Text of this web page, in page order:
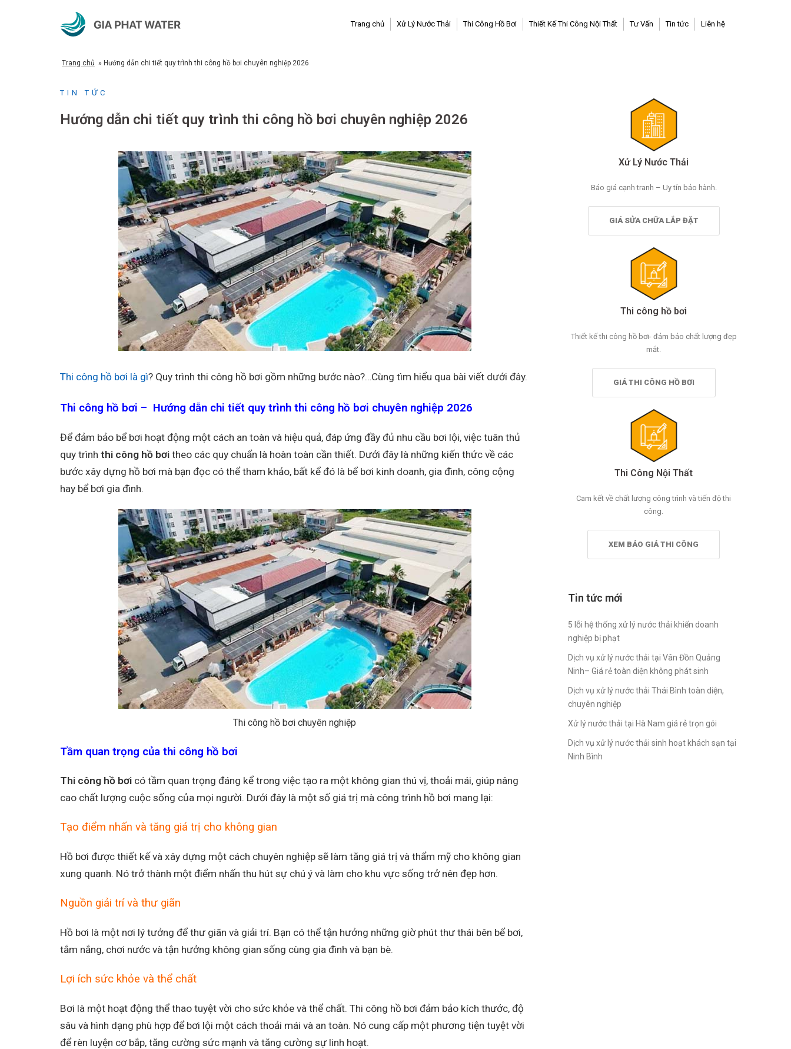
Trang chủ Xử Lý Nước Thải Thi Công Hồ Bơi Thiết Kế Thi Công Nội Thất Tư Vấn Tin tức Liên hệ
Trang chủ » Hướng dẫn chi tiết quy trình thi công hồ bơi chuyên nghiệp 2026
TIN TỨC
Hướng dẫn chi tiết quy trình thi công hồ bơi chuyên nghiệp 2026
Thi công hồ bơi là gì? Quy trình thi công hồ bơi gồm những bước nào?…Cùng tìm hiểu qua bài viết dưới đây.
Thi công hồ bơi – Hướng dẫn chi tiết quy trình thi công hồ bơi chuyên nghiệp 2026
Để đảm bảo bể bơi hoạt động một cách an toàn và hiệu quả, đáp ứng đầy đủ nhu cầu bơi lội, việc tuân thủ
quy trình thi công hồ bơi theo các quy chuẩn là hoàn toàn cần thiết. Dưới đây là những kiến thức về các
bước xây dựng hồ bơi mà bạn đọc có thể tham khảo, bất kể đó là bể bơi kinh doanh, gia đình, công cộng
hay bể bơi gia đình.
Thi công hồ bơi chuyên nghiệp
Tầm quan trọng của thi công hồ bơi
Thi công hồ bơi có tầm quan trọng đáng kể trong việc tạo ra một không gian thú vị, thoải mái, giúp nâng
cao chất lượng cuộc sống của mọi người. Dưới đây là một số giá trị mà công trình hồ bơi mang lại:
Tạo điểm nhấn và tăng giá trị cho không gian
Hồ bơi được thiết kế và xây dựng một cách chuyên nghiệp sẽ làm tăng giá trị và thẩm mỹ cho không gian
xung quanh. Nó trở thành một điểm nhấn thu hút sự chú ý và làm cho khu vực sống trở nên đẹp hơn.
Nguồn giải trí và thư giãn
Hồ bơi là một nơi lý tưởng để thư giãn và giải trí. Bạn có thể tận hưởng những giờ phút thư thái bên bể bơi,
tắm nắng, chơi nước và tận hưởng không gian sống cùng gia đình và bạn bè.
Lợi ích sức khỏe và thể chất
Bơi là một hoạt động thể thao tuyệt vời cho sức khỏe và thể chất. Thi công hồ bơi đảm bảo kích thước, độ
sâu và hình dạng phù hợp để bơi lội một cách thoải mái và an toàn. Nó cung cấp một phương tiện tuyệt vời
để rèn luyện cơ bắp, tăng cường sức mạnh và tăng cường sự linh hoạt.
Xử Lý Nước Thải
Báo giá cạnh tranh – Uy tín bảo hành.
GIÁ SỬA CHỮA LẮP ĐẶT
Thi công hồ bơi
Thiết kế thi công hồ bơi- đảm bảo chất lượng đẹp
mắt.
GIÁ THI CÔNG HỒ BƠI
Thi Công Nội Thất
Cam kết về chất lượng công trình và tiến độ thi
công.
XEM BÁO GIÁ THI CÔNG
Tin tức mới
5 lỗi hệ thống xử lý nước thải khiến doanh
nghiệp bị phạt
Dịch vụ xử lý nước thải tại Vân Đồn Quảng
Ninh– Giá rẻ toàn diện không phát sinh
Dịch vụ xử lý nước thải Thái Bình toàn diện,
chuyên nghiệp
Xử lý nước thải tại Hà Nam giá rẻ trọn gói
Dịch vụ xử lý nước thải sinh hoạt khách sạn tại
Ninh Bình